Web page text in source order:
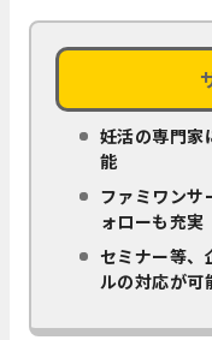
妊活の専門家
能
ファミワンサ
ォローも充実
セミナー等、
ルの対応が可